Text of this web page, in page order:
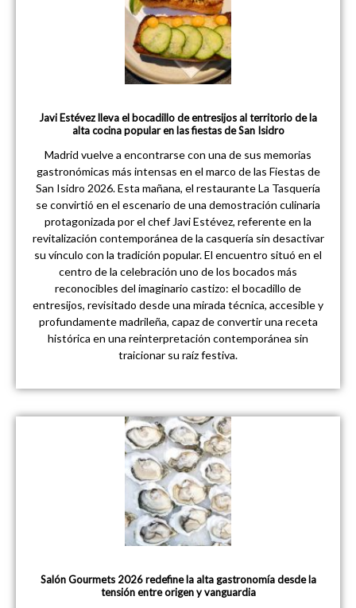
Javi Estévez lleva el bocadillo de entresijos al territorio de la
alta cocina popular en las fiestas de San Isidro
Madrid vuelve a encontrarse con una de sus memorias
gastronómicas más intensas en el marco de las Fiestas de
San Isidro 2026. Esta mañana, el restaurante La Tasquería
se convirtió en el escenario de una demostración culinaria
protagonizada por el chef Javi Estévez, referente en la
revitalización contemporánea de la casquería sin desactivar
su vínculo con la tradición popular. El encuentro situó en el
centro de la celebración uno de los bocados más
reconocibles del imaginario castizo: el bocadillo de
entresijos, revisitado desde una mirada técnica, accesible y
profundamente madrileña, capaz de convertir una receta
histórica en una reinterpretación contemporánea sin
traicionar su raíz festiva.
Salón Gourmets 2026 redefine la alta gastronomía desde la
tensión entre origen y vanguardia